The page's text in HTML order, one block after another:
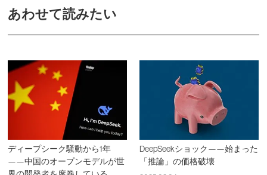
あわせて読みたい
ディープシーク騒動から1年
——中国のオープンモデルが世
DeepSeekショック——始まった
「推論」の価格破壊